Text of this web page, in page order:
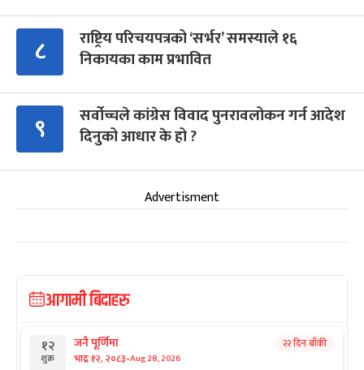
८
राष्ट्रिय परिचयपत्रको ‘सर्भर’ समस्याले १६
निकायका काम प्रभावित
९
सर्वोच्चले कांग्रेस विवाद पुनरावलोकन गर्न आदेश
दिनुको आधार के हो ?
Advertisment
आगामी बिदाहरु
१२
शुक्र
जनै पूर्णिमा
भाद्र १२, २०८३-Aug 28, 2026
२२ दिन बाँकी